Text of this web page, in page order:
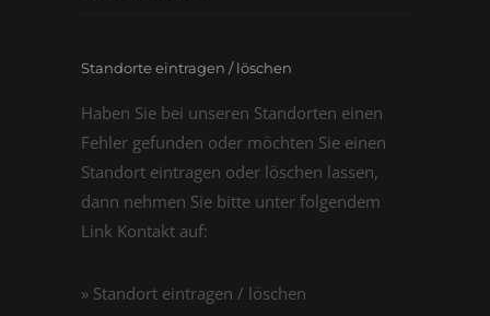
Standorte eintragen / löschen
Haben Sie bei unseren Standorten einen
Fehler gefunden oder möchten Sie einen
Standort eintragen oder löschen lassen,
dann nehmen Sie bitte unter folgendem
Link Kontakt auf:
» Standort eintragen / löschen